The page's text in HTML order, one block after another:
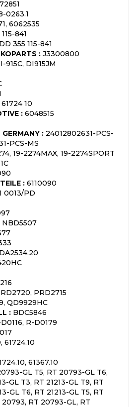
0263.1
6062535
841
355 115-841
: J3300800
915C, DI915JM
10
: 6048515
: 24012802631-PCS-
PCS-MS
19-2274MAX, 19-2274SPORT
: 6110090
0013/PD
NBD5507
PRD2715
QD9929HC
: BDC5846
R-D0179
61724.10
61367.10
GL T5, RT 20793-GL T6,
GL T3, RT 21213-GL T9, RT
GL T6, RT 21213-GL T5, RT
RT 20793-GL, RT